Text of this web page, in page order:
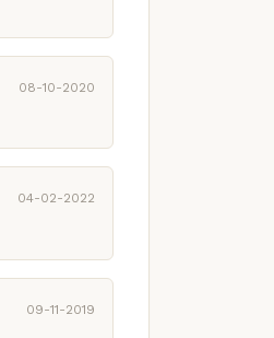
08-10-2020
04-02-2022
09-11-2019